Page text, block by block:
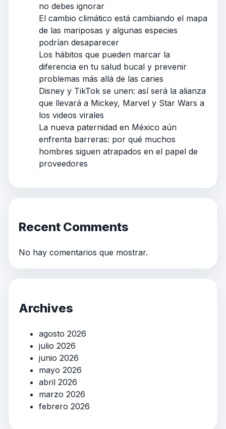
no debes ignorar
El cambio climático está cambiando el mapa
de las mariposas y algunas especies
podrían desaparecer
Los hábitos que pueden marcar la
diferencia en tu salud bucal y prevenir
problemas más allá de las caries
Disney y TikTok se unen: así será la alianza
que llevará a Mickey, Marvel y Star Wars a
los videos virales
La nueva paternidad en México aún
enfrenta barreras: por qué muchos
hombres siguen atrapados en el papel de
proveedores
Recent Comments
No hay comentarios que mostrar.
Archives
agosto 2026
julio 2026
junio 2026
mayo 2026
abril 2026
marzo 2026
febrero 2026